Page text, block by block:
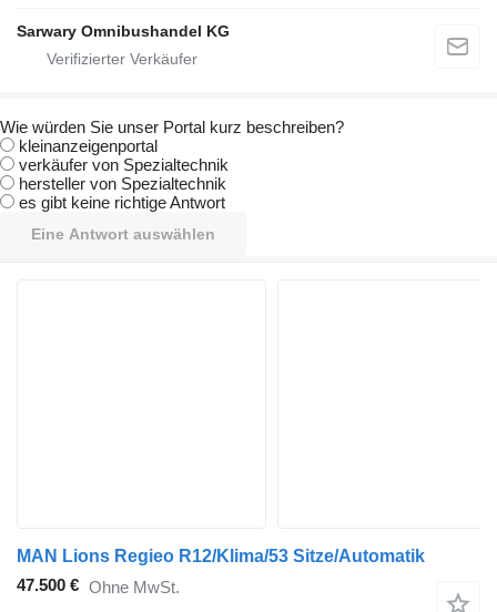
Sarwary Omnibushandel KG
Wie würden Sie unser Portal kurz beschreiben?
kleinanzeigenportal
verkäufer von Spezialtechnik
hersteller von Spezialtechnik
es gibt keine richtige Antwort
Eine Antwort auswählen
MAN Lions Regieo R12/Klima/53 Sitze/Automatik
47.500 € Ohne MwSt.